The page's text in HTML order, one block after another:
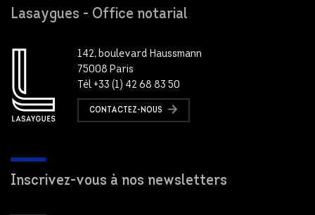
Lasaygues - Office notarial
142, boulevard Haussmann
75008 Paris
Tél +33 (1) 42 68 83 50
CONTACTEZ-NOUS
Inscrivez-vous à nos newsletters